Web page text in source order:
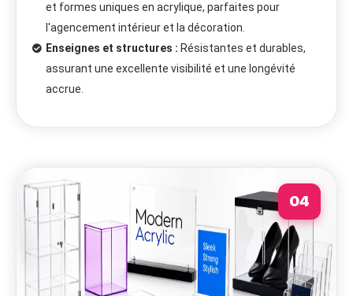
et formes uniques en acrylique, parfaites pour
l'agencement intérieur et la décoration.
Enseignes et structures : Résistantes et durables,
assurant une excellente visibilité et une longévité
accrue.
04